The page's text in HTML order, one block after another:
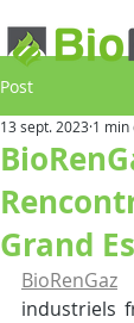
Post
Grand
13 sept. 2023 1 min
BioRenGaz
industriels